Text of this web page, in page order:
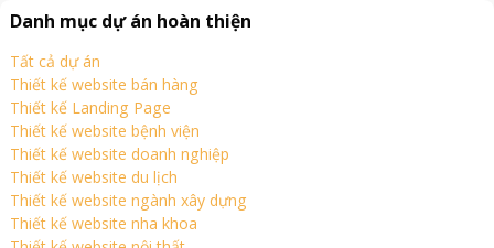
Danh mục dự án hoàn thiện
Tất cả dự án
Thiết kế website bán hàng
Thiết kế Landing Page
Thiết kế website bệnh viện
Thiết kế website doanh nghiệp
Thiết kế website du lịch
Thiết kế website ngành xây dựng
Thiết kế website nha khoa